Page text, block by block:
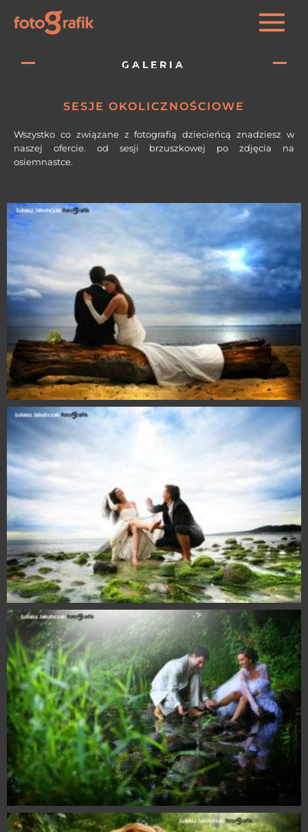
Zapraszamy młode mamy na sesje
noworodkowe. Uwiecznij
pociechy. Zatrzymaj przy sobie chwile,
GALERIA
SESJE OKOLICZNOŚCIOWE
Wszystko co związane z fotografią dziecieńcą znadziesz w
naszej ofercie. od sesji brzuszkowej po zdjęcia na
osiemnastce.